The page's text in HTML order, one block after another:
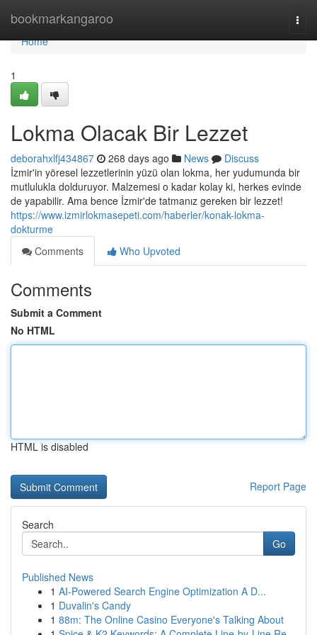
bookmarkangaroo
Home
Home
1
Lokma Olacak Bir Lezzet
deborahxlfj434867 268 days ago News
Discuss
İzmir'in yöresel lezzetlerinin yüzü olan lokma, her yudumunda bir
mutlulukla dolduruyor. Malzemesi o kadar kolay ki, herkes evinde
de yapabilir. Ama bence İzmir'de tatmanız gereken bir lezzet!
https://www.izmirlokmasepeti.com/haberler/konak-lokma-
dokturme
Comments
Who Upvoted
Comments
Submit a Comment
No HTML
HTML is disabled
Report Page
Search
Go
Published News
1 AI-Powered Search Engine Optimization A D...
1 Duvalin's Candy
1 88m: The Online Casino Everyone's Talking About